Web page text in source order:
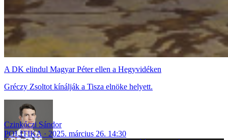
A DK elindul Magyar Péter ellen a Hegyvidéken
Gréczy Zsoltot kínálják a Tisza elnöke helyett.
Czinkóczi Sándor
POLITIKA
2025. március 26. 14:30